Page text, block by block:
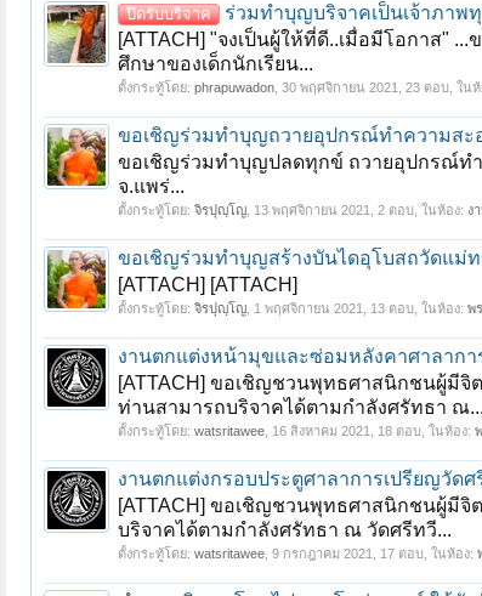
ปิดรับบริจาค
ร่วมทำบุญบริจาคเป็นเจ้าภาพ
[ATTACH] "จงเป็นผู้ให้ที่ดี..เมื่อมีโอกาส"
ศึกษาของเด็กนักเรียน...
ตั้งกระทู้โดย: phrapuwadon 30 พฤศจิกายน 2021 , 23 ตอบ, ใน
ขอเชิญร่วมทำบุญถวายอุปกรณ์ทำความสะ
ขอเชิญร่วมทำบุญปลดทุกข์ ถวายอุปกรณ์ทำ
จ.แพร่...
ตั้งกระทู้โดย: จิรปุญฺโญ 13 พฤศจิกายน 2021 , 2 ตอบ, ในห้อง: ง
ขอเชิญร่วมทำบุญสร้างบันไดอุโบสถวัดแม่ท
[ATTACH] [ATTACH]
ตั้งกระทู้โดย: จิรปุญฺโญ 1 พฤศจิกายน 2021 , 13 ตอบ, ในห้อง: พ
งานตกแต่งหน้ามุขและซ่อมหลังคาศาลากา
[ATTACH] ขอเชิญชวนพุทธศาสนิกชนผู้มี
ท่านสามารถบริจาคได้ตามกำลังศรัทธา ณ...
ตั้งกระทู้โดย: watsritawee 16 สิงหาคม 2021 , 18 ตอบ, ในห้อง:
งานตกแต่งกรอบประตูศาลาการเปรียญวัดศ
[ATTACH] ขอเชิญชวนพุทธศาสนิกชนผู้มี
บริจาคได้ตามกำลังศรัทธา ณ วัดศรีทวี...
ตั้งกระทู้โดย: watsritawee 9 กรกฎาคม 2021 , 17 ตอบ, ในห้อง: